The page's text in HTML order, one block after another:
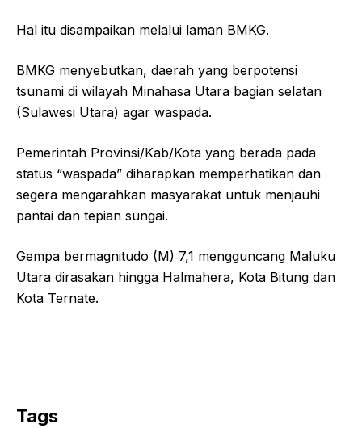
Hal itu disampaikan melalui laman BMKG.
BMKG menyebutkan, daerah yang berpotensi
tsunami di wilayah Minahasa Utara bagian selatan
(Sulawesi Utara) agar waspada.
Pemerintah Provinsi/Kab/Kota yang berada pada
status “waspada” diharapkan memperhatikan dan
segera mengarahkan masyarakat untuk menjauhi
pantai dan tepian sungai.
Gempa bermagnitudo (M) 7,1 mengguncang Maluku
Utara dirasakan hingga Halmahera, Kota Bitung dan
Kota Ternate.
Tags